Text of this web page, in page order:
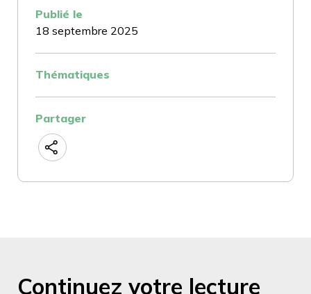
Publié le
18 septembre 2025
Thématiques
Partager
Continuez votre lecture